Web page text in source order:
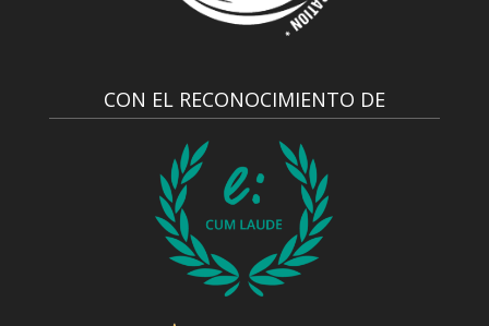
CON EL RECONOCIMIENTO DE